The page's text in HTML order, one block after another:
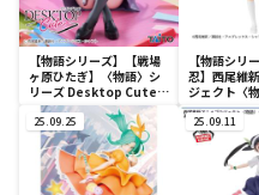
【物語シリーズ】【戦場
ヶ原ひたぎ】〈物語〉シ
リーズ Desktop Cute
フィギュア 戦場ヶ原ひた
ぎ
【物語シリ
忍】西尾維
ジェクト〈
ズ EXQフィ
忍～ -
Feather
25.09.25 25.09.11